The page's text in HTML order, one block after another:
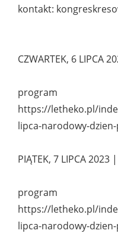
kontakt:
CZWARTEK, 6 LIPCA
program
https://letheko.pl/
lipca-narodowy-
PIĄTEK, 7 LIPCA 2023
program
https://letheko.pl/
lipca-narodowy-